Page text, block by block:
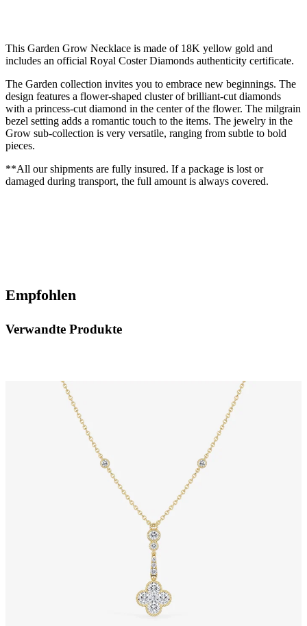
This Garden Grow Necklace is made of 18K yellow gold and
includes an official Royal Coster Diamonds authenticity certificate.
The Garden collection invites you to embrace new beginnings. The
design features a flower-shaped cluster of brilliant-cut diamonds
with a princess-cut diamond in the center of the flower. The milgrain
bezel setting adds a romantic touch to the items. The jewelry in the
Grow sub-collection is very versatile, ranging from subtle to bold
pieces.
**All our shipments are fully insured. If a package is lost or
damaged during transport, the full amount is always covered.
Empfohlen
Verwandte Produkte